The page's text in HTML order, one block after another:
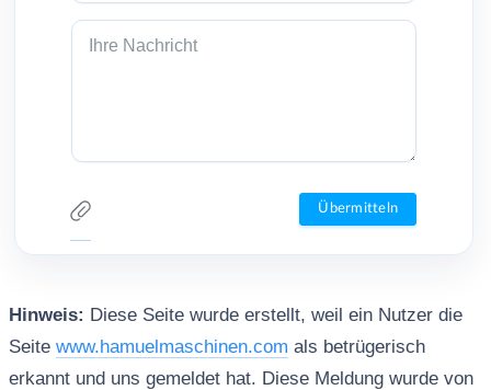
Hinweis: Diese Seite wurde erstellt, weil ein Nutzer die
Seite www.hamuelmaschinen.com als betrügerisch
erkannt und uns gemeldet hat. Diese Meldung wurde von